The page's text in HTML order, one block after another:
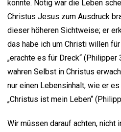
konnte. Nötig war die Leben
Christus Jesus zum Ausdruck
dieser höheren Sichtweise; er
das habe ich um Christi willen für
„erachte es für Dreck“ (Philipper
wahren Selbst in Christus
nur einen Lebensinhalt, wie er
„Christus ist mein Leben“
Wir müssen darauf achten, nicht